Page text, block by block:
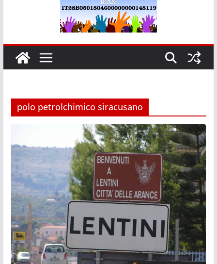
polo petrolchimico siracusano